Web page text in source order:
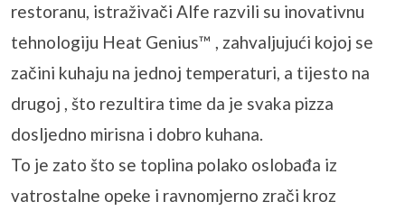
restoranu, istraživači Alfe razvili su inovativnu
tehnologiju Heat Genius™ , zahvaljujući kojoj se
začini kuhaju na jednoj temperaturi, a tijesto na
drugoj , što rezultira time da je svaka pizza
dosljedno mirisna i dobro kuhana.
To je zato što se toplina polako oslobađa iz
vatrostalne opeke i ravnomjerno zrači kroz